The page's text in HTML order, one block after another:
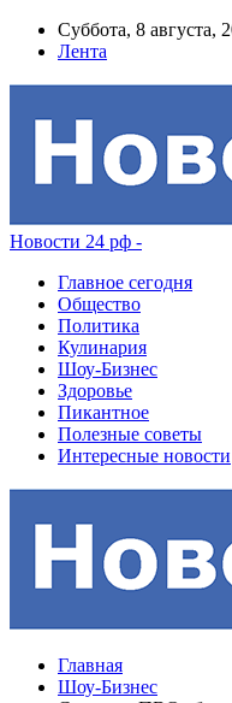
Суббота, 8 августа,
Лента
Новости 24 рф -
Главное сегодня
Общество
Политика
Кулинария
Шоу-Бизнес
Здоровье
Пикантное
Полезные советы
Интересные новости
Главная
Шоу-Бизнес